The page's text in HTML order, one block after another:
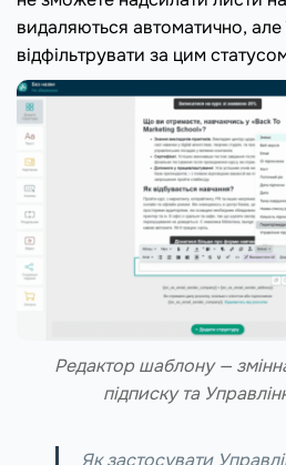
видаляються автоматично, але
відфільтрувати за цим
Редактор шаблону —
підписку та
Як застосувати